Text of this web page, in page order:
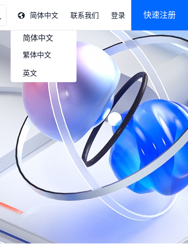
简体中文
简体中文
繁体中文
英文
联系我们 登录 快速注册